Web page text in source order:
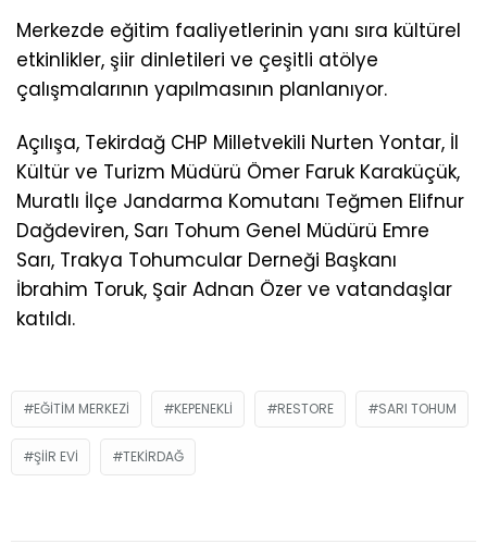
Merkezde eğitim faaliyetlerinin yanı sıra kültürel
etkinlikler, şiir dinletileri ve çeşitli atölye
çalışmalarının yapılmasının planlanıyor.
Açılışa, Tekirdağ CHP Milletvekili Nurten Yontar, İl
Kültür ve Turizm Müdürü Ömer Faruk Karaküçük,
Muratlı İlçe Jandarma Komutanı Teğmen Elifnur
Dağdeviren, Sarı Tohum Genel Müdürü Emre
Sarı, Trakya Tohumcular Derneği Başkanı
İbrahim Toruk, Şair Adnan Özer ve vatandaşlar
katıldı.
EĞITIM MERKEZI KEPENEKLI RESTORE SARI TOHUM
ŞIIR EVI TEKIRDAĞ